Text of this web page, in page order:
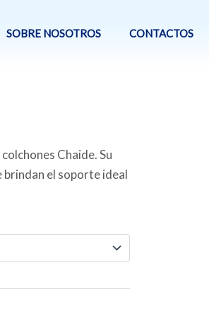
SOBRE NOSOTROS CONTACTOS
Chaide. Su
el soporte ideal